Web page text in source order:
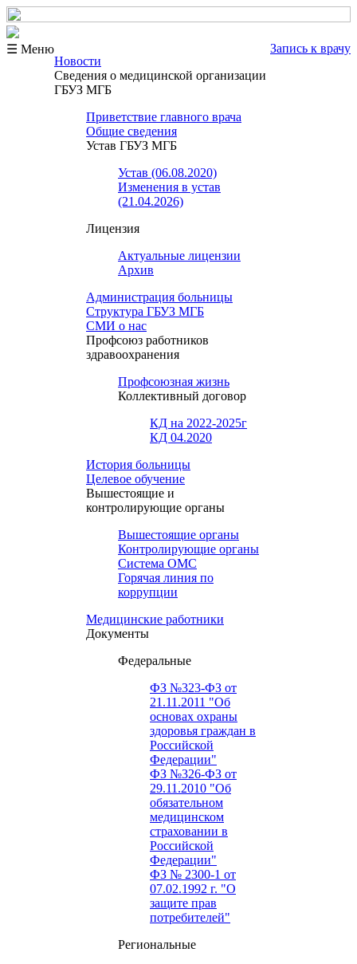
☰ Меню
Запись к врачу
Новости
Сведения о медицинской организации
ГБУЗ МГБ
Приветствие главного врача
Общие сведения
Устав ГБУЗ МГБ
Устав (06.08.2020)
Изменения в устав
(21.04.2026)
Лицензия
Актуальные лицензии
Архив
Администрация больницы
Структура ГБУЗ МГБ
СМИ о нас
Профсоюз работников
здравоохранения
Профсоюзная жизнь
Коллективный договор
КД на 2022-2025г
КД 04.2020
История больницы
Целевое обучение
Вышестоящие и
контролирующие органы
Вышестоящие органы
Контролирующие органы
Система ОМС
Горячая линия по
коррупции
Медицинские работники
Документы
Федеральные
ФЗ №323-ФЗ от
21.11.2011 "Об
основах охраны
здоровья граждан в
Российской
Федерации"
ФЗ №326-ФЗ от
29.11.2010 "Об
обязательном
медицинском
страховании в
Российской
Федерации"
ФЗ № 2300-1 от
07.02.1992 г. "О
защите прав
потребителей"
Региональные